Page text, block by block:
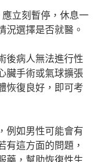
立刻暫停，休息一
況選擇是否就醫。
後病人無法進行性
臟手術或氣球擴張
恢復良好，即可考
例如男性可能會有
有這方面的問題，